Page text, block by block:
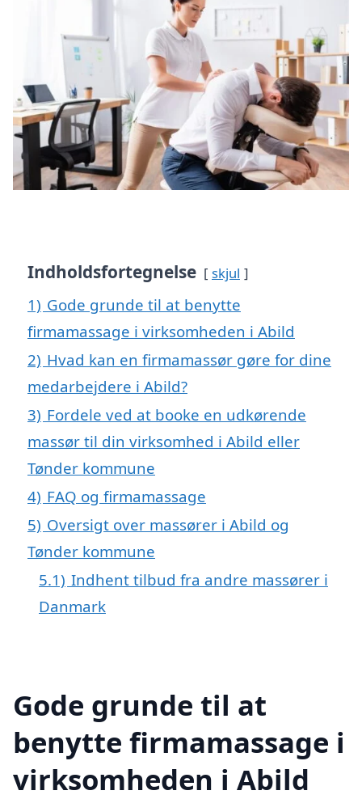
Indholdsfortegnelse skjul
1) Gode grunde til at benytte
firmamassage i virksomheden i Abild
2) Hvad kan en firmamassør gøre for dine
medarbejdere i Abild?
3) Fordele ved at booke en udkørende
massør til din virksomhed i Abild eller
Tønder kommune
4) FAQ og firmamassage
5) Oversigt over massører i Abild og
Tønder kommune
5.1) Indhent tilbud fra andre massører i
Danmark
Gode grunde til at
benytte firmamassage i
virksomheden i Abild